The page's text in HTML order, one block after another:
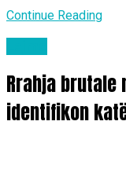
Continue Reading
Rrahja brutale
identifikon